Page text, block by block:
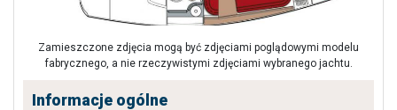
Zamieszczone zdjęcia mogą być zdjęciami poglądowymi modelu
fabrycznego, a nie rzeczywistymi zdjęciami wybranego jachtu.
Informacje ogólne